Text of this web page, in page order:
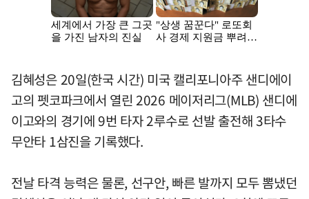
김혜성은 20일(한국 시간) 미국 캘리포니아주 샌디에이
고의 펫코파크에서 열린 2026 메이저리그(MLB) 샌디에
이고와의 경기에 9번 타자 2루수로 선발 출전해 3타수
무안타 1삼진을 기록했다.
전날 타격 능력은 물론, 선구안, 빠른 발까지 모두 뽐냈던